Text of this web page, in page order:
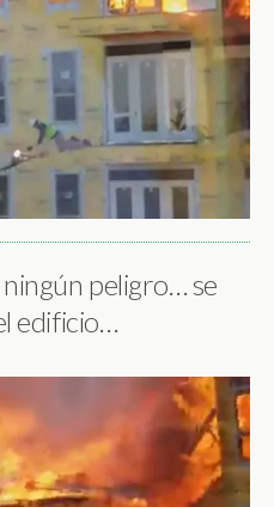
peligro… se
edificio…